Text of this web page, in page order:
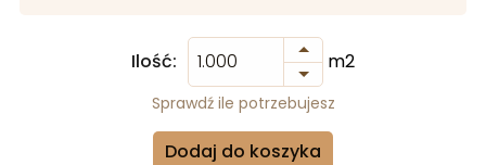
Ilość: m2
Sprawdź ile potrzebujesz
Dodaj do koszyka